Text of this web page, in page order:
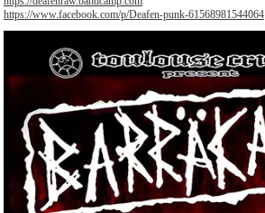
https://www.facebook.com/p/Deafen-punk-61568981544064